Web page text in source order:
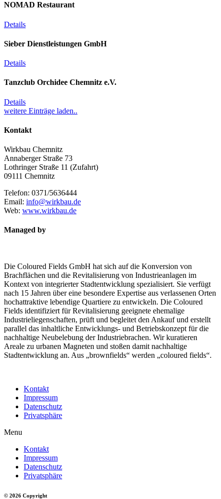
NOMAD Restaurant
Details
Sieber Dienstleistungen GmbH
Details
Tanzclub Orchidee Chemnitz e.V.
Details
weitere Einträge laden..
Kontakt
Wirkbau Chemnitz
Annaberger Straße 73
Lothringer Straße 11 (Zufahrt)
09111 Chemnitz
Telefon: 0371/5636444
Email: info@wirkbau.de
Web: www.wirkbau.de
Managed by
Die Coloured Fields GmbH hat sich auf die Konversion von
Brachflächen und die Revitalisierung von Industrieanlagen im
Kontext von integrierter Stadtentwicklung spezialisiert. Sie verfügt
nach 15 Jahren über eine besondere Expertise aus verlassenen Orten
hochattraktive lebendige Quartiere zu entwickeln. Die Coloured
Fields identifiziert für Revitalisierung geeignete ehemalige
Industrieliegenschaften, prüft und begleitet den Ankauf und erstellt
parallel das inhaltliche Entwicklungs- und Betriebskonzept für die
nachhaltige Neubelebung der Industriebrachen. Wir kuratieren
Areale zu urbanen Magneten und stoßen damit nachhaltige
Stadtentwicklung an. Aus „brownfields“ werden „coloured fields“.
Kontakt
Impressum
Datenschutz
Privatsphäre
Menu
Kontakt
Impressum
Datenschutz
Privatsphäre
© 2026 Copyright